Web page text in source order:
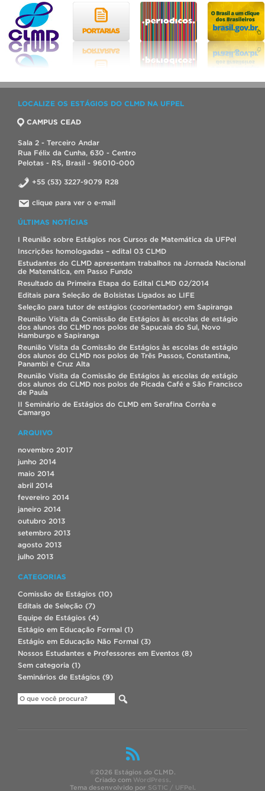
LOCALIZE OS ESTÁGIOS DO CLMD NA UFPEL
CAMPUS CEAD
Sala 2 - Terceiro Andar
Rua Félix da Cunha, 630 - Centro
Pelotas - RS, Brasil - 96010-000
+55 (53) 3227-9079 R28
clique para ver o e-mail
ÚLTIMAS NOTÍCIAS
I Reunião sobre Estágios nos Cursos de Matemática da UFPel
Inscrições homologadas – edital 03 CLMD
Estudantes do CLMD apresentam trabalhos na Jornada Nacional
de Matemática, em Passo Fundo
Resultado da Primeira Etapa do Edital CLMD 02/2014
Editais para Seleção de Bolsistas Ligados ao LIFE
Seleção para tutor de estágios (coorientador) em Sapiranga
Reunião Visita da Comissão de Estágios às escolas de estágio
dos alunos do CLMD nos polos de Sapucaia do Sul, Novo
Hamburgo e Sapiranga
Reunião Visita da Comissão de Estágios às escolas de estágio
dos alunos do CLMD nos polos de Três Passos, Constantina,
Panambi e Cruz Alta
Reunião Visita da Comissão de Estágios às escolas de estágio
dos alunos do CLMD nos polos de Picada Café e São Francisco
de Paula
II Seminário de Estágios do CLMD em Serafina Corrêa e
Camargo
ARQUIVO
novembro 2017
junho 2014
maio 2014
abril 2014
fevereiro 2014
janeiro 2014
outubro 2013
setembro 2013
agosto 2013
julho 2013
CATEGORIAS
Comissão de Estágios (10)
Editais de Seleção (7)
Equipe de Estágios (4)
Estágio em Educação Formal (1)
Estágio em Educação Não Formal (3)
Nossos Estudantes e Professores em Eventos (8)
Sem categoria (1)
Seminários de Estágios (9)
©2026 Estágios do CLMD.
Criado com WordPress.
Tema desenvolvido por SGTIC / UFPel.